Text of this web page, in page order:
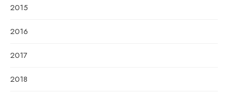
2015
2016
2017
2018